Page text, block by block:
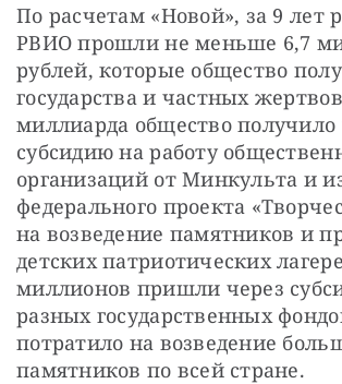
По расчетам «Новой», за 9 лет
РВИО прошли не меньше 6,7
рублей, которые общество
государства и частных
миллиарда общество получило
субсидию на работу
организаций от Минкульта и
федерального проекта
на возведение памятников и
детских патриотических
миллионов пришли через
разных государственных
потратило на возведение
памятников по всей стране.